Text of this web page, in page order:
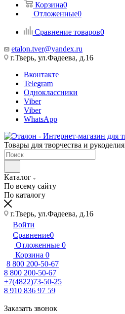
Корзина0
Отложенные0
Сравнение товаров0
etalon.tver@yandex.ru
г.Тверь, ул.Фадеева, д.16
Вконтакте
Telegram
Одноклассники
Viber
Viber
WhatsApp
Товары для творчества и рукоделия
Каталог
По всему сайту
По каталогу
г.Тверь, ул.Фадеева, д.16
Войти
Сравнение0
Отложенные 0
Корзина 0
8 800 200-50-67
8 800 200-50-67
+7(4822)73-50-25
8 910 836 97 59
Заказать звонок